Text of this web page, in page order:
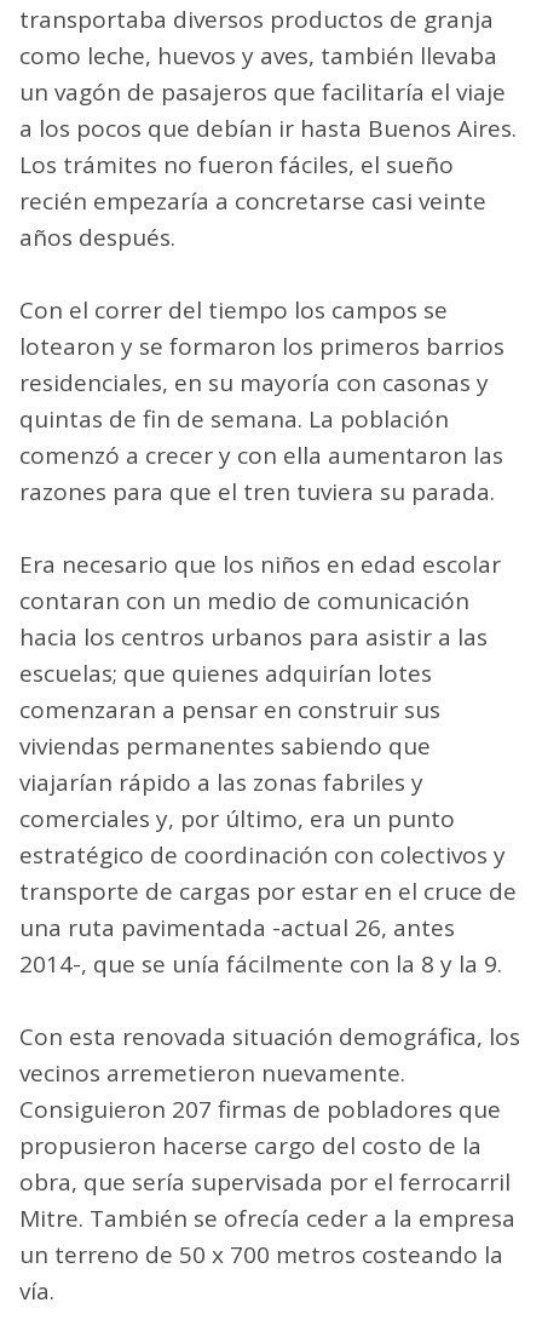
transportaba diversos productos de granja
como leche, huevos y aves, también llevaba
un vagón de pasajeros que facilitaría el viaje
a los pocos que debían ir hasta Buenos Aires.
Los trámites no fueron fáciles, el sueño
recién empezaría a concretarse casi veinte
años después.
Con el correr del tiempo los campos se
lotearon y se formaron los primeros barrios
residenciales, en su mayoría con casonas y
quintas de fin de semana. La población
comenzó a crecer y con ella aumentaron las
razones para que el tren tuviera su parada.
Era necesario que los niños en edad escolar
contaran con un medio de comunicación
hacia los centros urbanos para asistir a las
escuelas; que quienes adquirían lotes
comenzaran a pensar en construir sus
viviendas permanentes sabiendo que
viajarían rápido a las zonas fabriles y
comerciales y, por último, era un punto
estratégico de coordinación con colectivos y
transporte de cargas por estar en el cruce de
una ruta pavimentada -actual 26, antes
2014-, que se unía fácilmente con la 8 y la 9.
Con esta renovada situación demográfica, los
vecinos arremetieron nuevamente.
Consiguieron 207 firmas de pobladores que
propusieron hacerse cargo del costo de la
obra, que sería supervisada por el ferrocarril
Mitre. También se ofrecía ceder a la empresa
un terreno de 50 x 700 metros costeando la
vía.